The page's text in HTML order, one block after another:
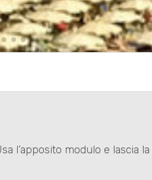
l’apposito modulo e lascia